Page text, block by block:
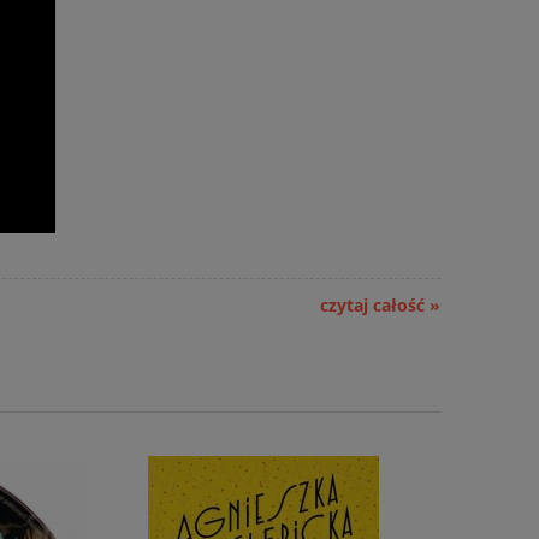
czytaj całość »